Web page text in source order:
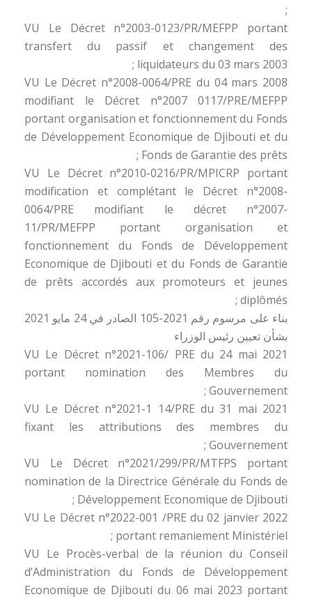
;
VU Le Décret n°2003-0123/PR/MEFPP portant
transfert du passif et changement des
liquidateurs du 03 mars 2003 ;
VU Le Décret n°2008-0064/PRE du 04 mars 2008
modifiant le Décret n°2007 0117/PRE/MEFPP
portant organisation et fonctionnement du Fonds
de Développement Economique de Djibouti et du
Fonds de Garantie des prêts ;
VU Le Décret n°2010-0216/PR/MPICRP portant
modification et complétant le Décret n°2008-
0064/PRE modifiant le décret n°2007-
11/PR/MEFPP portant organisation et
fonctionnement du Fonds de Développement
Economique de Djibouti et du Fonds de Garantie
de prêts accordés aux promoteurs et jeunes
diplômés ;
بناء على مرسوم رقم 2021-105 الصادر في 24 مايو 2021
بشأن تعيين رئيس الوزراء
VU Le Décret n°2021-106/ PRE du 24 mai 2021
portant nomination des Membres du
Gouvernement ;
VU Le Décret n°2021-1 14/PRE du 31 mai 2021
fixant les attributions des membres du
Gouvernement ;
VU Le Décret n°2021/299/PR/MTFPS portant
nomination de la Directrice Générale du Fonds de
Développement Economique de Djibouti ;
VU Le Décret n°2022-001 /PRE du 02 janvier 2022
portant remaniement Ministériel ;
VU Le Procès-verbal de la réunion du Conseil
d’Administration du Fonds de Développement
Economique de Djibouti du 06 mai 2023 portant